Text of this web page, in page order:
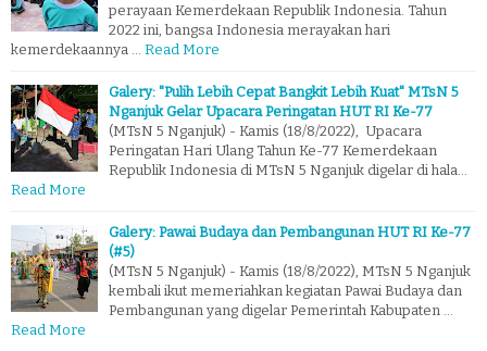
perayaan Kemerdekaan Republik Indonesia. Tahun
2022 ini, bangsa Indonesia merayakan hari
kemerdekaannya …
Read More
Galery: "Pulih Lebih Cepat Bangkit Lebih Kuat" MTsN 5
Nganjuk Gelar Upacara Peringatan HUT RI Ke-77
(MTsN 5 Nganjuk) - Kamis (18/8/2022), Upacara
Peringatan Hari Ulang Tahun Ke-77 Kemerdekaan
Republik Indonesia di MTsN 5 Nganjuk digelar di hala…
Read More
Galery: Pawai Budaya dan Pembangunan HUT RI Ke-77
(#5)
(MTsN 5 Nganjuk) - Kamis (18/8/2022), MTsN 5 Nganjuk
kembali ikut memeriahkan kegiatan Pawai Budaya dan
Pembangunan yang digelar Pemerintah Kabupaten …
Read More